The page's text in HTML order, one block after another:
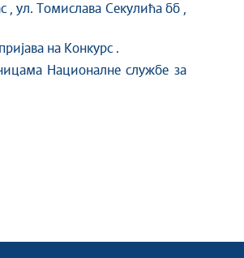
, ул. Томислава Секулића бб ,
пријава на Конкурс .
Националне службе за